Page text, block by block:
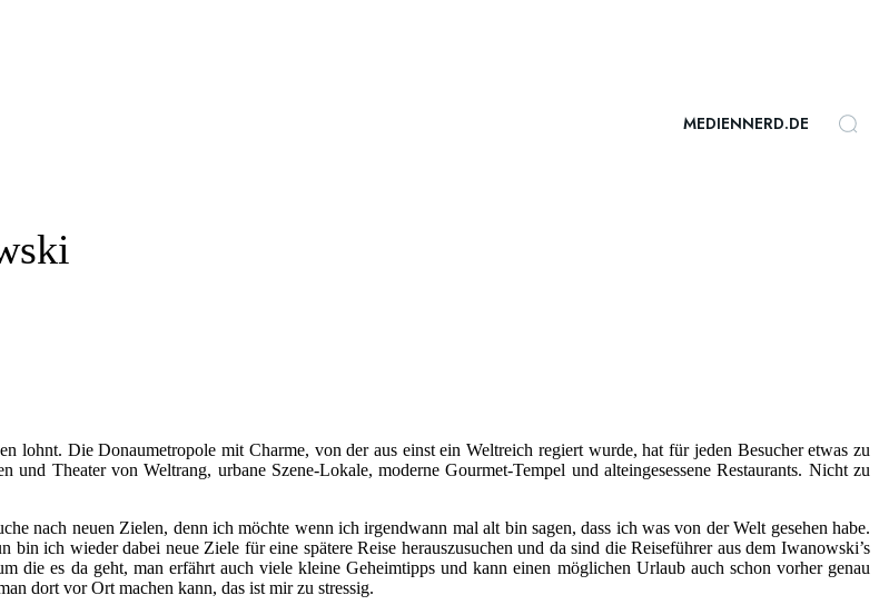
MEDIENNERD.DE
lohnt. Die Donaumetropole mit Charme, von der aus einst ein Weltreich regiert wurde, hat für jeden Besucher etwas zu
Theater von Weltrang, urbane Szene-Lokale, moderne Gourmet-Tempel und alteingesessene Restaurants. Nicht zu
nach neuen Zielen, denn ich möchte wenn ich irgendwann mal alt bin sagen, dass ich was von der Welt gesehen habe.
ich wieder dabei neue Ziele für eine spätere Reise herauszusuchen und da sind die Reiseführer aus dem Iwanowski’s
die es da geht, man erfährt auch viele kleine Geheimtipps und kann einen möglichen Urlaub auch schon vorher genau
dort vor Ort machen kann, das ist mir zu stressig.